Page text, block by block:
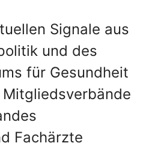
Signale aus
und des
für Gesundheit
Fachärzte